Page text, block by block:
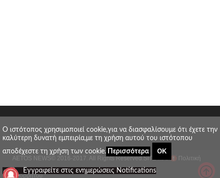
AETOS NEWS © 2016-2017. All Rights Reserved.SITE MAP Πολιτική
απορρήτου
O ιστότοπος χρησιμοποιεί cookie,για να διασφαλίσουμε ότι έχετε την
καλύτερη δυνατή εμπειρία,με τη χρήση αυτού του ιστότοπου
αποδέχεστε τη χρήση των cookie.
Περισσότερα ΟΚ
_ Εγγραφείτε στις ενημερώσεις Notifications